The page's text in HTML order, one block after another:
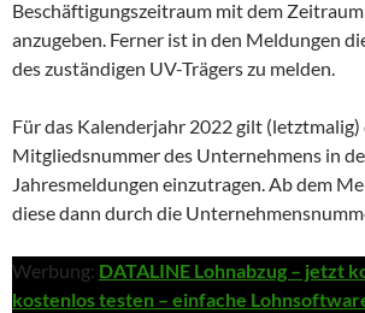
Beschäftigungszeitraum mit dem Zeitraum
anzugeben. Ferner ist in den Meldungen
des zuständigen UV-Trägers zu melden.
Für das Kalenderjahr 2022 gilt (letztmalig)
Mitgliedsnummer des Unternehmens in
Jahresmeldungen einzutragen. Ab dem
diese dann durch die
Werbung: DATALINE Lohnabzug – jetzt
kostenlos testen – einfache